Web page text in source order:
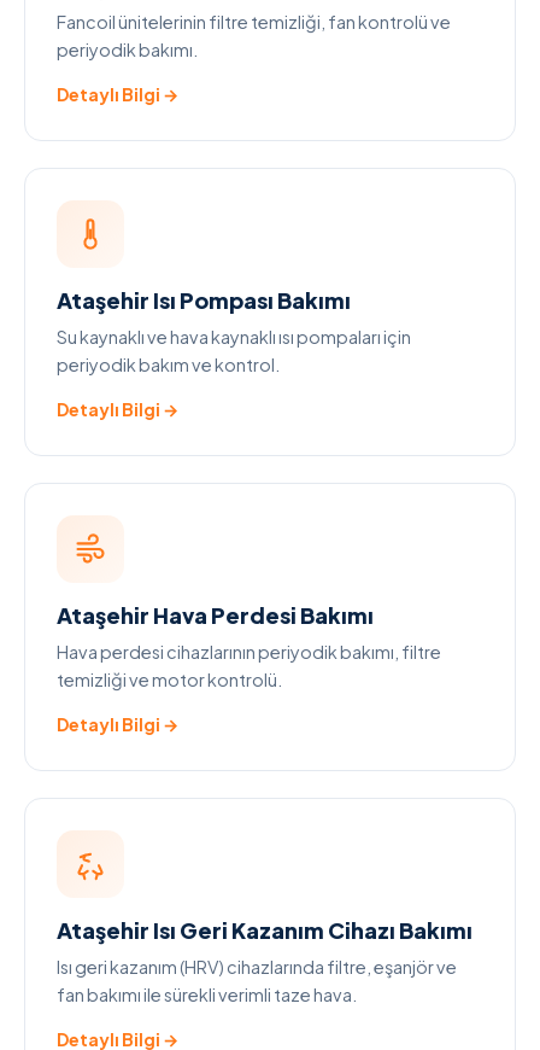
Fancoil ünitelerinin filtre temizliği, fan kontrolü ve
periyodik bakımı.
Detaylı Bilgi →
Ataşehir Isı Pompası Bakımı
Su kaynaklı ve hava kaynaklı ısı pompaları için
periyodik bakım ve kontrol.
Detaylı Bilgi →
Ataşehir Hava Perdesi Bakımı
Hava perdesi cihazlarının periyodik bakımı, filtre
temizliği ve motor kontrolü.
Detaylı Bilgi →
Ataşehir Isı Geri Kazanım Cihazı Bakımı
Isı geri kazanım (HRV) cihazlarında filtre, eşanjör ve
fan bakımı ile sürekli verimli taze hava.
Detaylı Bilgi →